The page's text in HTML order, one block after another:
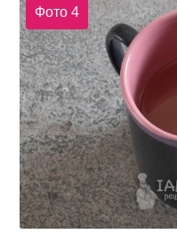
Фото 4